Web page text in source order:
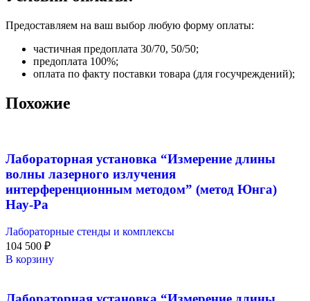
Предоставляем на ваш выбор любую форму оплаты:
частичная предоплата 30/70, 50/50;
предоплата 100%;
оплата по факту поставки товара (для госучреждений);
Похожие
Лабораторная установка “Измерение длины
волны лазерного излучения
интерференционным методом” (метод Юнга)
Нау-Ра
Лабораторные стенды и комплексы
104 500 ₽
В корзину